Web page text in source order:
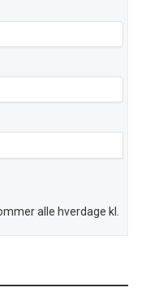
alle hverdage kl.